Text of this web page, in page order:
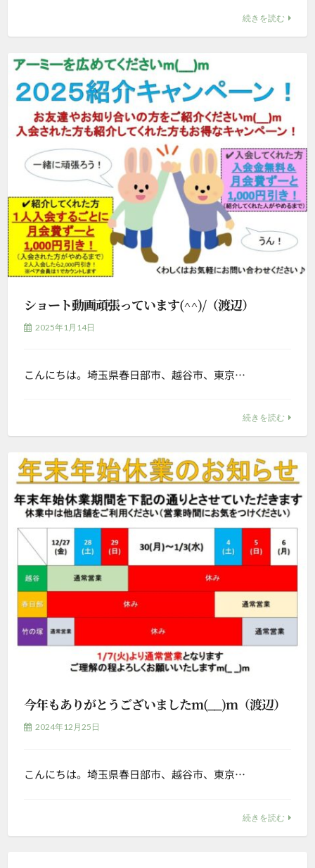
続きを読む
ショート動画頑張っています(^^)/（渡辺）
2025年1月14日
こんにちは。埼玉県春日部市、越谷市、東京…
続きを読む
今年もありがとうございましたm(__)m（渡辺）
2024年12月25日
こんにちは。埼玉県春日部市、越谷市、東京…
続きを読む